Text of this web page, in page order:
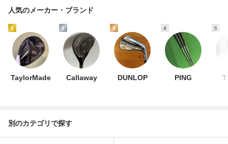
人気のメーカー・ブランド
1
TaylorMade
2
Callaway
3
DUNLOP
4
PING
5
別のカテゴリで探す